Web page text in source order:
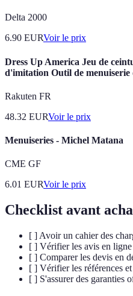
Delta 2000
6.90 EURVoir le prix
Dress Up America Jeu de
d'imitation Outil de menuiserie
Rakuten FR
48.32 EURVoir le prix
Menuiseries - Michel Matana
CME GF
6.01 EURVoir le prix
Checklist avant
[ ] Avoir un cahier des
[ ] Vérifier les avis en
[ ] Comparer les devis en
[ ] Vérifier les références et
[ ] S'assurer des garanties